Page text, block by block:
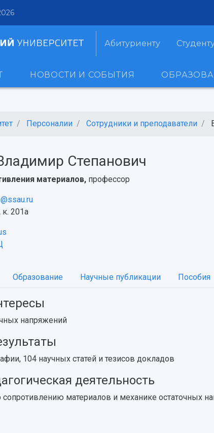
Абитуриенту
НОВОСТИ И СОБЫТИЯ
Персоналии Сотрудники и преподаватели
Степанович
материалов, профессор
к. 201а
Образование Научные публикации Пособия
напряжений
104 научных статей и тезисов докладов
деятельность
материалов и механике остаточных